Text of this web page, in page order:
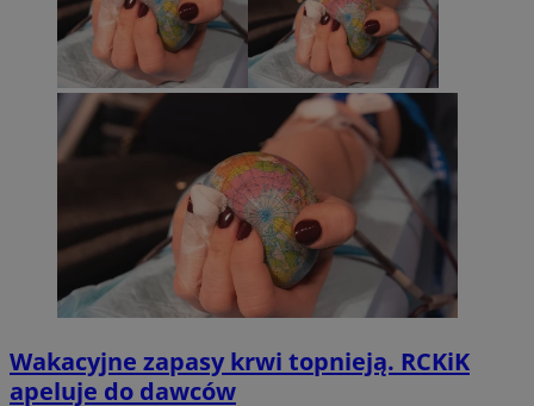
Wakacyjne zapasy krwi topnieją. RCKiK
apeluje do dawców